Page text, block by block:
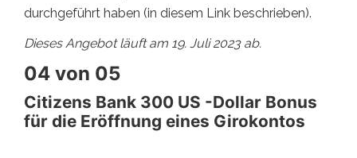
durchgeführt haben (in diesem Link beschrieben).
Dieses Angebot läuft am 19. Juli 2023 ab.
04 von 05
Citizens Bank 300 US -Dollar Bonus
für die Eröffnung eines Girokontos